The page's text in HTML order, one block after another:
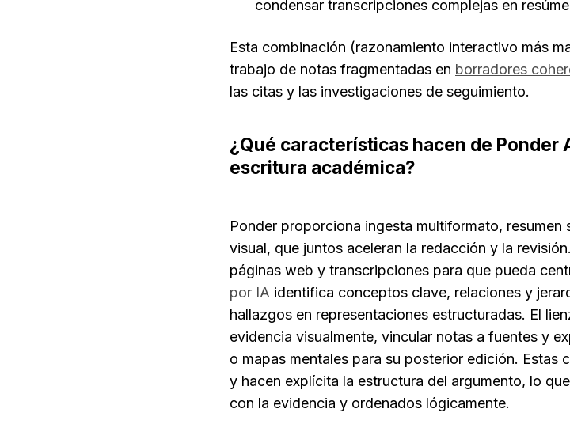
condensar transcripciones complejas en
Esta combinación (razonamiento interactivo más
trabajo de notas fragmentadas en borradores
las citas y las investigaciones de seguimiento.
¿Qué características hacen de Ponder
escritura académica?
Ponder proporciona ingesta multiformato,
visual, que juntos aceleran la redacción y la
páginas web y transcripciones para que pueda
por IA identifica conceptos clave, relaciones y
hallazgos en representaciones estructuradas. El
evidencia visualmente, vincular notas a fuentes y
o mapas mentales para su posterior edición. Estas
y hacen explícita la estructura del argumento, lo
con la evidencia y ordenados lógicamente.